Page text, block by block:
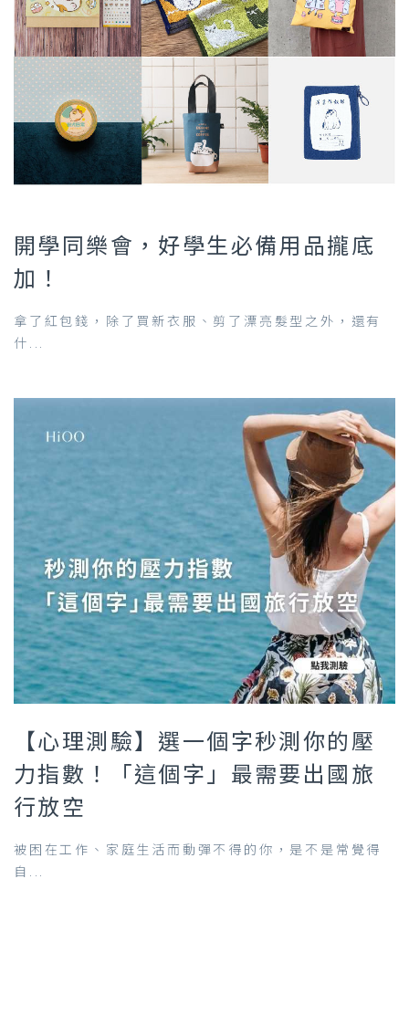
開學同樂會，好學生必備用品攏底
加！
拿了紅包錢，除了買新衣服、剪了漂亮髮型之外，還有
什...
【心理測驗】選一個字秒測你的壓
力指數！「這個字」最需要出國旅
行放空
被困在工作、家庭生活而動彈不得的你，是不是常覺得
自...